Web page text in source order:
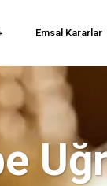
Emsal Kararlar